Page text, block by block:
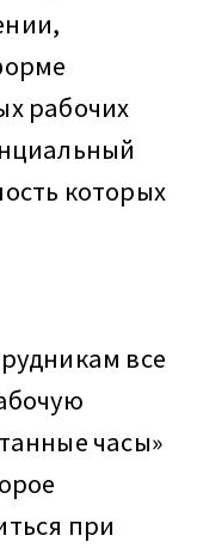
рабочих
которых
все
часы»
при